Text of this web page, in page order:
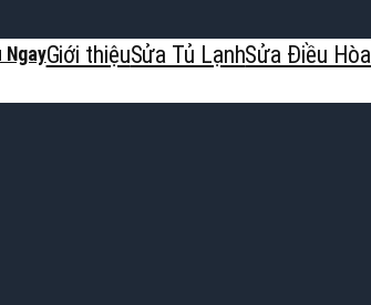
NgayGiới thiệuSửa Tủ LạnhSửa Điều Hòa